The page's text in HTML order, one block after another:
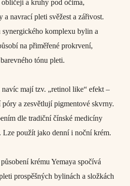
a kruhy pod očima,
a navrací pleti svěžest a zářivost.
komplexu bylin a
na přiměřené prokrvení,
tónu pleti.
mají tzv. „retinol like“ efekt –
a zesvětlují pigmentové skvrny.
dle tradiční čínské medicíny
Lze použít jako denní i noční krém.
krému Yemaya spočívá
prospěšných bylinách a složkách